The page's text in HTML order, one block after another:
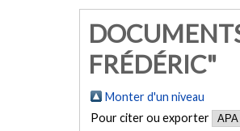
FRÉDÉRIC"
Monter d'un niveau
Pour citer ou exporter